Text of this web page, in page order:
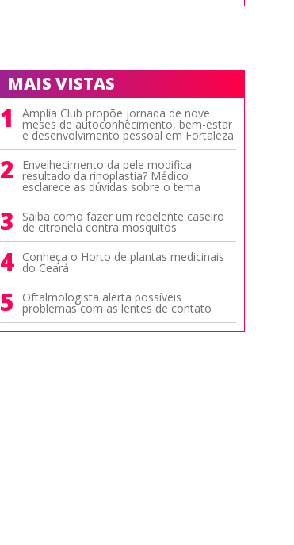
MAIS VISTAS
1 Amplia Club propõe jornada de nove
meses de autoconhecimento, bem-estar
e desenvolvimento pessoal em Fortaleza
2 Envelhecimento da pele modifica
resultado da rinoplastia? Médico
esclarece as dúvidas sobre o tema
3 Saiba como fazer um repelente caseiro
de citronela contra mosquitos
4 Conheça o Horto de plantas medicinais
do Ceará
5 Oftalmologista alerta possíveis
problemas com as lentes de contato